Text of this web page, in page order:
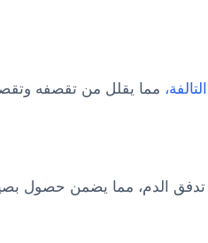
مما يقلل من تقصفه
تدفق الدم، مما يضمن حصول